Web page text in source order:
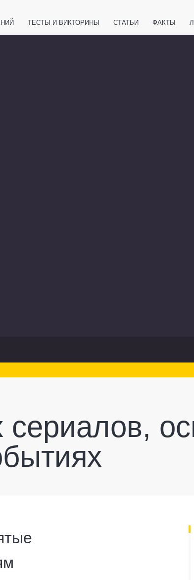
ТЕСТЫ И ВИКТОРИНЫ СТАТЬИ ФАКТЫ
сериалов,